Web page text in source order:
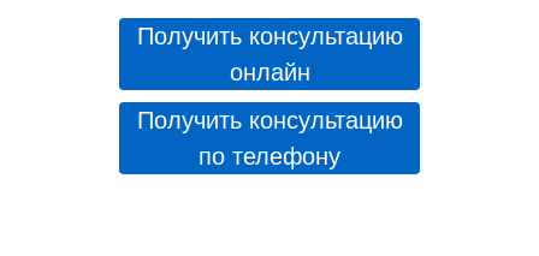
Получить консультацию
онлайн
Получить консультацию
по телефону